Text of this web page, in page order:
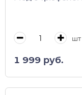
шт
1 999 руб.